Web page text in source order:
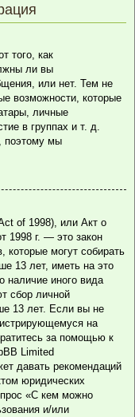
того, как
ли вы
или нет. Тем не
возможности, которые
личные
в группах и т. д.
поэтому мы
of 1998), или Акт о
1998 г. — это закон
могут собирать
13 лет, иметь на это
наличие иного вида
сбор личной
13 лет. Если вы не
на
за помощью к
Limited
давать рекомендаций
юридических
«С кем можно
и/или